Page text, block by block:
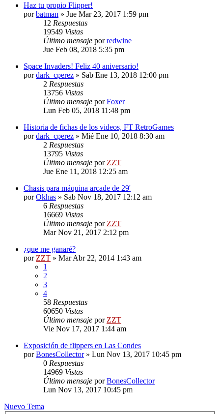
Haz tu propio Flipper!
porbatman » Jue Mar 23, 2017 1:59 pm
12 Respuestas
19549 Vistas
Último mensaje porredwine
Jue Feb 08, 2018 5:35 pm
Space Invaders! Feliz 40 aniversario!
pordark_cperez » Sab Ene 13, 2018 12:00 pm
2 Respuestas
13756 Vistas
Último mensaje porFoxer
Lun Feb 05, 2018 11:48 pm
Historia de fichas de los videos, FT RetroGames
pordark_cperez » Mié Ene 10, 2018 8:30 am
2 Respuestas
13795 Vistas
Último mensaje por ZZT
Jue Ene 11, 2018 12:25 am
Chasis para máquina arcade de 29'
porOkhas » Sab Nov 18, 2017 12:12 am
6 Respuestas
16669 Vistas
Último mensaje por ZZT
Mar Nov 21, 2017 2:12 pm
¿que me ganaré?
por ZZT » Mar Abr 22, 2014 1:43 am
1
2
3
4
58 Respuestas
60650 Vistas
Último mensaje por ZZT
Vie Nov 17, 2017 1:44 am
Exposición de flippers en Las Condes
porBonesCollector» Lun Nov 13, 2017 10:45 pm
0 Respuestas
14969 Vistas
Último mensaje porBonesCollector
Lun Nov 13, 2017 10:45 pm
Nuevo Tema